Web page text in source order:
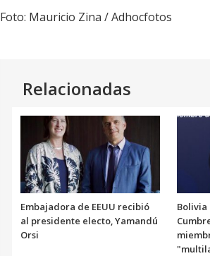
Foto: Mauricio Zina / Adhocfotos
Relacionadas
Embajadora de EEUU recibió
al presidente electo, Yamandú
Orsi
Bolivia